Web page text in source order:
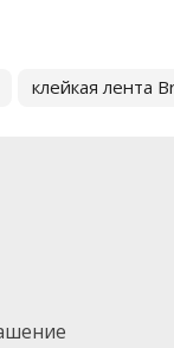
клейкая лента